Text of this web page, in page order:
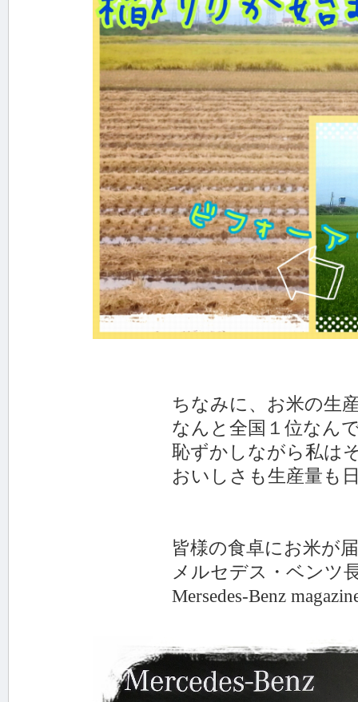
ちなみに、お米の生産量
なんと全国１位なんで
恥ずかしながら私はその事
おいしさも生産量も日
皆様の食卓にお米が届
メルセデス・ベンツ長
Mersedes-Benz magazine